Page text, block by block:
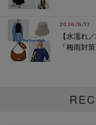
2026/6/12
【水濡れ
「梅雨対